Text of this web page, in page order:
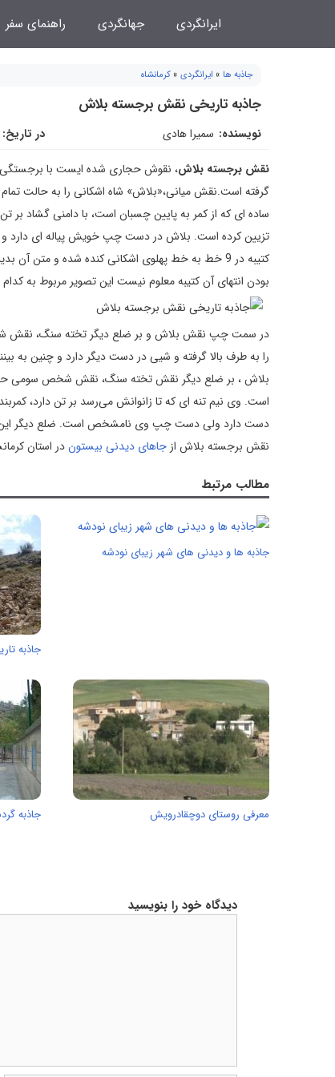
ایرانگردی جهانگردی راهنمای سفر
جاذبه ها » ایرانگردی » کرمانشاه
جاذبه تاریخی نقش برجسته بلاش
نویسنده: سمیرا هادی در تاریخ:
نقش برجسته بلاش
ساده ای که از کمر به پایین چسبان است، با دامنی گشاد بر
تزیین کرده است. بلاش در دست چپ خویش پیاله ای دارد و
کتیبه در 9 خط به خط پهلوی اشکانی کنده شده و
بودن انتهای آن کتیبه معلوم نیست این تصویر مربوط به
را به طرف بالا گرفته و شیی در دست دیگر دارد و چنین
بلاش ، بر ضلع دیگر نقش تخته سنگ، نقش شخص سومی
است. وی نیم تنه ای که تا زانوانش می‌رسد بر تن دارد،
دست دارد ولی دست چپ وی نامشخص است. ضلع دیگر این
نقش برجسته بلاش از جاهای دیدنی بیستوندر استان کرمانشاه است که
مطالب مرتبط
جاذبه ها و دیدنی های شهر زیبای نودشه
جاذبه
معرفی روستای دوچقادرویش جاذبه
دیدگاه خود را بنویسید